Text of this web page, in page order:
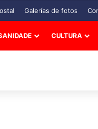
Galerías de fotos
CULTURA